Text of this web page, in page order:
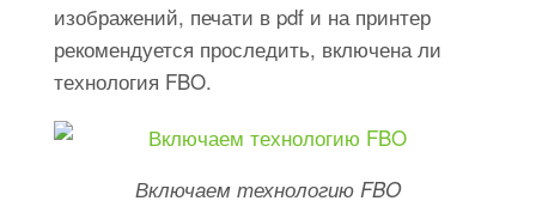
изображений, печати в pdf и на принтер
рекомендуется проследить, включена ли
технология FBO.
Включаем технологию FBO